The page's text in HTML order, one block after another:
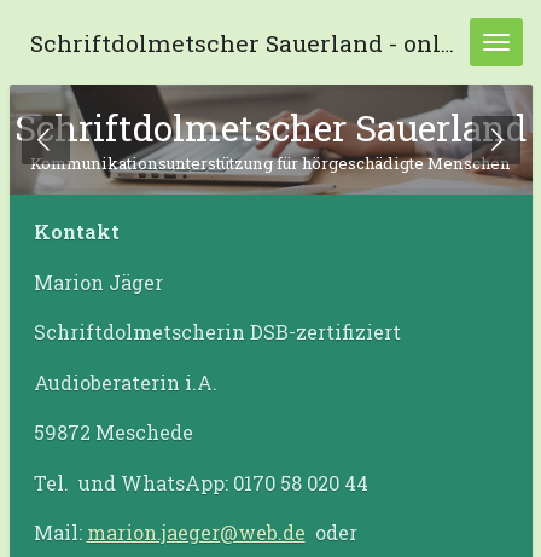
Hauptinhalt
springen
Schriftdolmetscher Sauerland - online und präsenz -
Schriftdolmetscher Sauerland
Kommunikationsunterstützung für hörgeschädigte Menschen
Kontakt
Marion Jäger
Schriftdolmetscherin DSB-zertifiziert
Audioberaterin i.A.
59872 Meschede
Tel. und WhatsApp: 0170 58 020 44
Mail: marion.jaeger@web.de oder